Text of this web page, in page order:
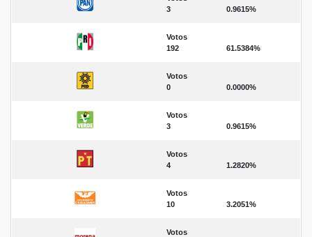
3
0.9615%
Votos
192
61.5384%
Votos
0
0.0000%
Votos
3
0.9615%
Votos
4
1.2820%
Votos
10
3.2051%
Votos